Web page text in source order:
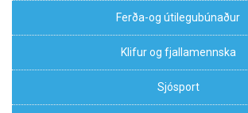
Ferða-og útilegubúnaður
Klifur og fjallamennska
Sjósport